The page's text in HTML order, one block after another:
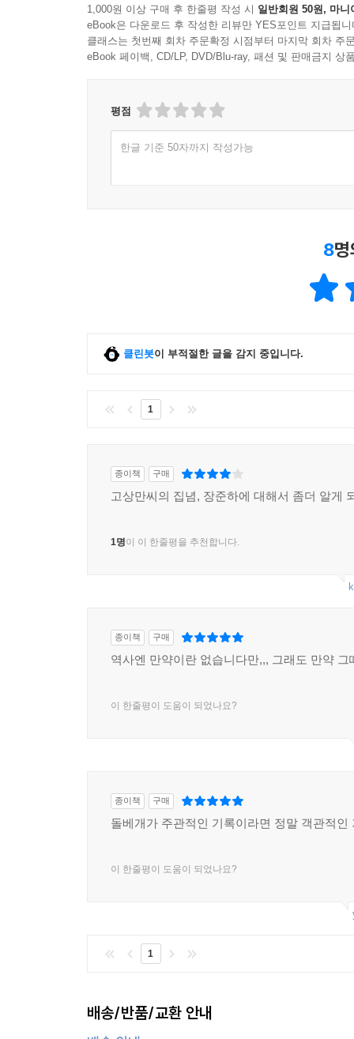
“중정의 동향 기록과 중요 상황 보고를 토대로
장준하의 관점에서 해석하고, 장준하의 유족과
1,000원 이상 구매 후 한줄평 작성 시 일반회원 50원, 마니
eBook은 다운로드 후 작성한 리뷰만 YES포인트 지급됩니
클래스는 첫번째 회차 주문확정 시점부터 마지막 회차 주
eBook 페이백, CD/LP, DVD/Blu-ray, 패션 및 판매금지 상
평점
한글 기준 50자까지 작성가능
8
클린봇이 부적절한 글을 감지 중입니다.
1
종이책 구매
고상만씨의 집념, 장준하에 대해서 좀더 알게
1명이 이 한줄평을 추천합니다.
종이책 구매
역사엔 만약이란 없습니다만,,, 그래도 만약 그
이 한줄평이 도움이 되었나요?
종이책 구매
돌베개가 주관적인 기록이라면 정말 객관적인
이 한줄평이 도움이 되었나요?
1
배송/반품/교환 안내